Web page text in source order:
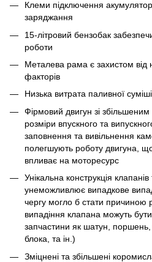
Клеми підключення
заряджання
15-літровий бензобак
роботи
Металева рама є захистом від
факторів
Низька витрата паливної суміші
Фірмовий двигун зі
розміри впускного та
заповнення та вивільнення
полегшують роботу двигуна,
впливає на моторесурс
Унікальна конструкція
унеможливлює випадкове
чергу могло б стати причиною
випадіння клапана можуть
запчастини як шатун, поршень,
блока, та ін.)
Зміцнені та збільшені